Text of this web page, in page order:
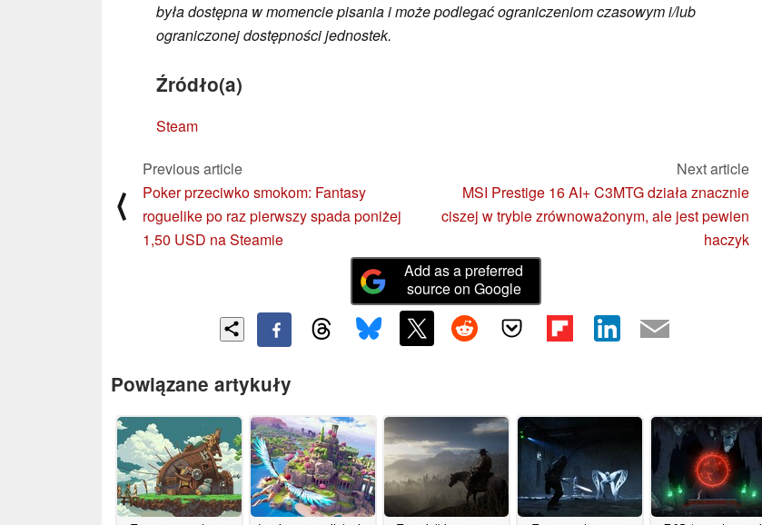
była dostępna w momencie pisania i może podlegać ograniczeniom czasowym i/lub
ograniczonej dostępności jednostek.
Źródło(a)
Steam
⟨
Previous article
Poker przeciwko smokom: Fantasy
roguelike po raz pierwszy spada poniżej
1,50 USD na Steamie
Next article
MSI Prestige 16 AI+ C3MTG działa znacznie
ciszej w trybie zrównoważonym, ale jest pewien
haczyk
Add as a preferred
source on Google
Powiązane artykuły